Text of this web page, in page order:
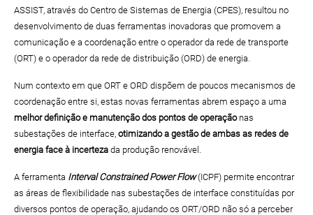
ASSIST, através do Centro de Sistemas de Energia (CPES), resultou no
desenvolvimento de duas ferramentas inovadoras que promovem a
comunicação e a coordenação entre o operador da rede de transporte
(ORT) e o operador da rede de distribuição (ORD) de energia.
Num contexto em que ORT e ORD dispõem de poucos mecanismos de
coordenação entre si, estas novas ferramentas abrem espaço a uma
melhor definição e manutenção dos pontos de operaçãonas
subestações de interface, otimizando a gestão de ambas as redes de
energia face à incerteza da produção renovável.
A ferramenta Interval Constrained Power Flow(ICPF) permite encontrar
as áreas de flexibilidade nas subestações de interface constituídas por
diversos pontos de operação, ajudando os ORT/ORD não só a perceber